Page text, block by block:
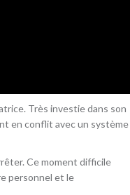
Très investie dans son
en conflit avec un système
Ce moment difficile
personnel et le